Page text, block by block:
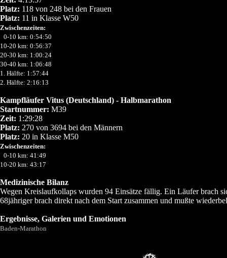
Platz: 118 von 248 bei den Frauen
Platz: 11 in Klasse W50
Zwischenzeiten:
0-10 km: 0:54:50
10-20 km: 0:56:37
20-30 km: 1:00:24
30-40 km: 1:06:48
1. Hälfte: 1:57:44
2. Hälfte: 2:16:13
Kampfläufer Vitus (Deutschland) - Halbmarathon
Startnummer: M39
Zeit: 1:29:28
Platz: 270 von 3694 bei den Männern
Platz: 20 in Klasse M50
Zwischenzeiten:
0-10 km: 41:49
10-20 km: 43:17
Medizinische Bilanz
Wegen Kreislaufkollaps wurden 94 Einsätze fällig. Ein Läufer brach
68jähriger brach direkt nach dem Start zusammen und mußte
Ergebnisse, Galerien und Emotionen
Baden-Marathon